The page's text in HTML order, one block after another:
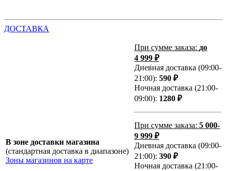
ДОСТАВКА
В зоне доставки магазина
(стандартная доставка в диапазоне)
Зоны магазинов на карте
При сумме заказа: до
4 999 ₽
Дневная доставка (09:00-
21:00): 590 ₽
Ночная доставка (21:00-
09:00): 1280 ₽
При сумме заказа: 5 000-
9 999 ₽
Дневная доставка (09:00-
21:00): 390 ₽
Ночная доставка (21:00-